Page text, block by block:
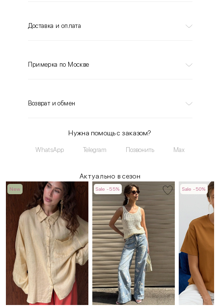
Доставка и оплата
Примерка по Москве
Возврат и обмен
Нужна помощь с заказом?
WhatsApp Telegram Позвонить Max
Актуально в сезон
New Sale -55% Sale -50%